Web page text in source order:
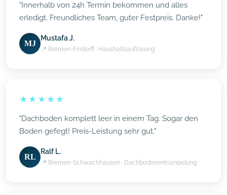
"Innerhalb von 24h Termin bekommen und alles
erledigt. Freundliches Team, guter Festpreis. Danke!"
MJ
Mustafa J.
📍 Bremen-Findorff · Haushaltsauflösung
★★★★★
"Dachboden komplett leer in einem Tag. Sogar den
Boden gefegt! Preis-Leistung sehr gut."
RL
Ralf L.
📍 Bremen-Schwachhausen · Dachbodenentrümpelung